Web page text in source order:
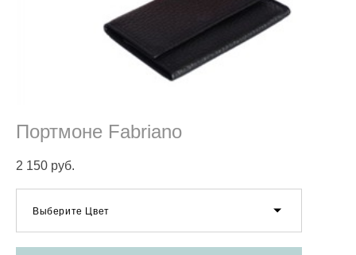
Портмоне Fabriano
2 150 pуб.
Выберите Цвет